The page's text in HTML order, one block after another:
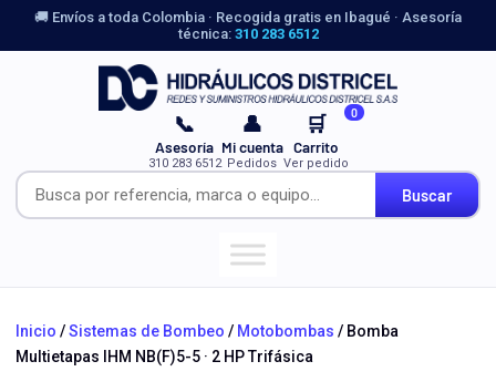
🚚 Envíos a toda Colombia · Recogida gratis en Ibagué · Asesoría
técnica: 310 283 6512
Buscar
📞
Asesoría
310 283 6512
👤
Mi cuenta
Pedidos
🛒 0
Carrito
Ver pedido
Inicio /Sistemas de Bombeo / Motobombas / Bomba
Multietapas IHM NB(F)5-5 · 2 HP Trifásica